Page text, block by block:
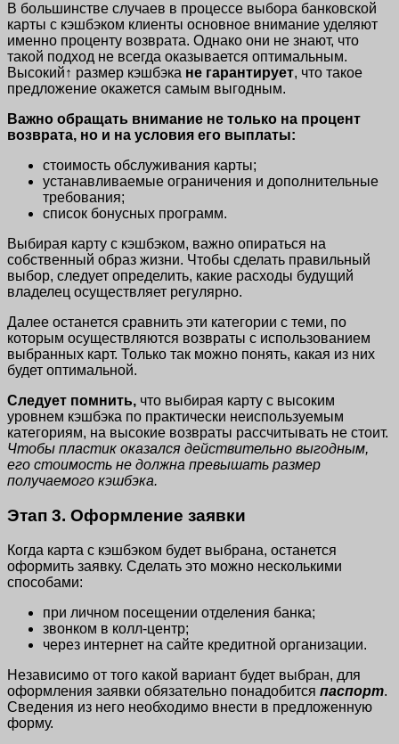
В большинстве случаев в процессе выбора банковской
карты с кэшбэком клиенты основное внимание уделяют
именно проценту возврата. Однако они не знают, что
такой подход не всегда оказывается оптимальным.
Высокий↑ размер кэшбэка не гарантирует, что такое
предложение окажется самым выгодным.
Важно обращать внимание не только на процент
возврата, но и на условия его выплаты:
стоимость обслуживания карты;
устанавливаемые ограничения и дополнительные
требования;
список бонусных программ.
Выбирая карту с кэшбэком, важно опираться на
собственный образ жизни. Чтобы сделать правильный
выбор, следует определить, какие расходы будущий
владелец осуществляет регулярно.
Далее останется сравнить эти категории с теми, по
которым осуществляются возвраты с использованием
выбранных карт. Только так можно понять, какая из них
будет оптимальной.
Следует помнить, что выбирая карту с высоким
уровнем кэшбэка по практически неиспользуемым
категориям, на высокие возвраты рассчитывать не стоит.
Чтобы пластик оказался действительно выгодным,
его стоимость не должна превышать размер
получаемого кэшбэка.
Этап 3. Оформление заявки
Когда карта с кэшбэком будет выбрана, останется
оформить заявку. Сделать это можно несколькими
способами:
при личном посещении отделения банка;
звонком в колл-центр;
через интернет на сайте кредитной организации.
Независимо от того какой вариант будет выбран, для
оформления заявки обязательно понадобится паспорт.
Сведения из него необходимо внести в предложенную
форму.